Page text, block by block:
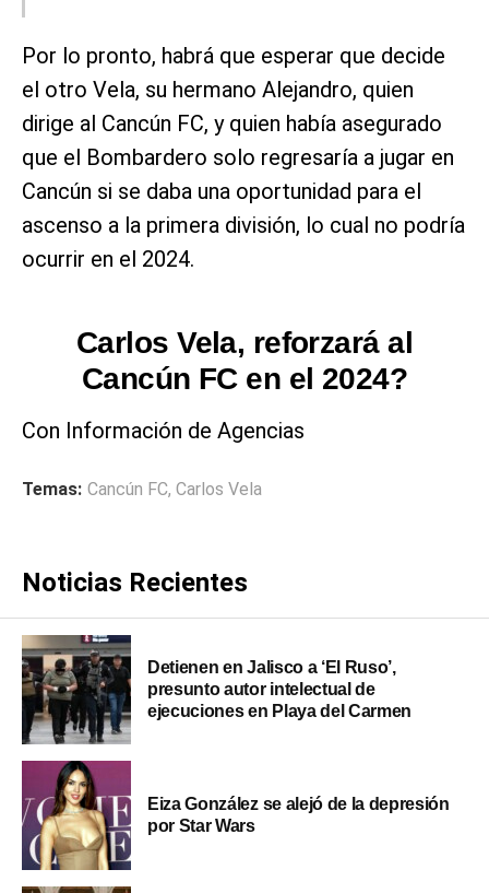
Por lo pronto, habrá que esperar que decide
el otro Vela, su hermano Alejandro, quien
dirige al Cancún FC, y quien había asegurado
que el Bombardero solo regresaría a jugar en
Cancún si se daba una oportunidad para el
ascenso a la primera división, lo cual no podría
ocurrir en el 2024.
Carlos Vela, reforzará al
Cancún FC en el 2024?
Con Información de Agencias
Temas: Cancún FC, Carlos Vela
Noticias Recientes
Detienen en Jalisco a ‘El Ruso’,
presunto autor intelectual de
ejecuciones en Playa del Carmen
Eiza González se alejó de la depresión
por Star Wars